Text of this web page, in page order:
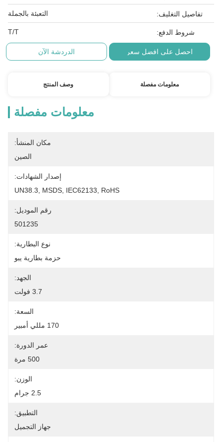
تفاصيل التغليف: التعبئة بالجملة
شروط الدفع: T/T
احصل على افضل سعر الدردشة الآن
معلومات مفصلة وصف المنتج
معلومات مفصلة
مكان المنشأ:
الصين
إصدار الشهادات:
UN38.3, MSDS, IEC62133, RoHS
رقم الموديل:
501235
نوع البطارية:
حزمة بطارية يبو
الجهد:
3.7 فولت
السعة:
170 مللي أمبير
عمر الدورة:
500 مرة
الوزن:
2.5 جرام
التطبيق:
جهاز التجميل